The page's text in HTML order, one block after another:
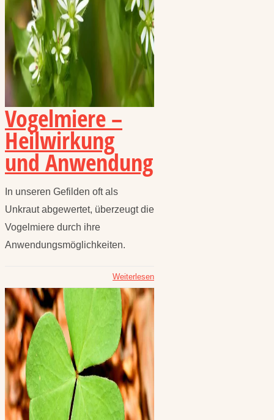
Vogelmiere –
Heilwirkung
und Anwendung
In unseren Gefilden oft als
Unkraut abgewertet, überzeugt die
Vogelmiere durch ihre
Anwendungsmöglichkeiten.
Weiterlesen